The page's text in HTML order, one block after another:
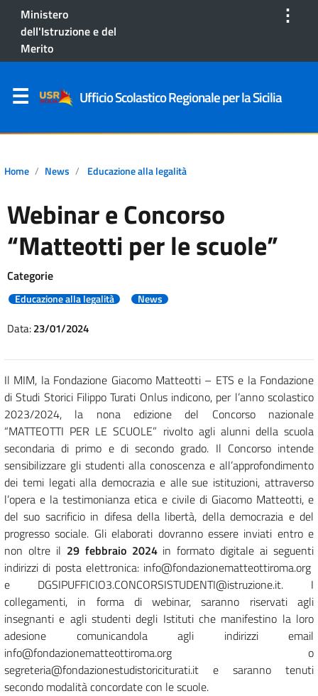
Ministero
dell'Istruzione e del
Merito
⋮
Ufficio Scolastico Regionale per la Sicilia
Home News Educazione alla legalità
Webinar e Concorso
“Matteotti per le scuole”
Categorie
Educazione alla legalità News
Data:23/01/2024
Il MIM, la Fondazione Giacomo Matteotti – ETS e la Fondazione
di Studi Storici Filippo Turati Onlus indicono, per l’anno scolastico
2023/2024, la nona edizione del Concorso nazionale
“MATTEOTTI PER LE SCUOLE” rivolto agli alunni della scuola
secondaria di primo e di secondo grado. Il Concorso intende
sensibilizzare gli studenti alla conoscenza e all’approfondimento
dei temi legati alla democrazia e alle sue istituzioni, attraverso
l’opera e la testimonianza etica e civile di Giacomo Matteotti, e
del suo sacrificio in difesa della libertà, della democrazia e del
progresso sociale. Gli elaborati dovranno essere inviati entro e
non oltre il 29 febbraio 2024in formato digitale ai seguenti
indirizzi di posta elettronica: info@fondazionematteottiroma.org
e DGSIPUFFICIO3.CONCORSISTUDENTI@istruzione.it. I
collegamenti, in forma di webinar, saranno riservati agli
insegnanti e agli studenti degli Istituti che manifestino la loro
adesione comunicandola agli indirizzi email
info@fondazionematteottiroma.org o
segreteria@fondazionestudistoriciturati.it e saranno tenuti
secondo modalità concordate con le scuole.